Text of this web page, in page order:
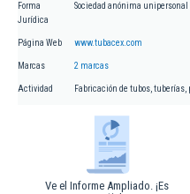
Forma
Jurídica
Sociedad anónima unipersonal
Página Web www.tubacex.com
Marcas 2 marcas
Actividad Fabricación de tubos, tuberías,
Ve el Informe Ampliado. ¡Es